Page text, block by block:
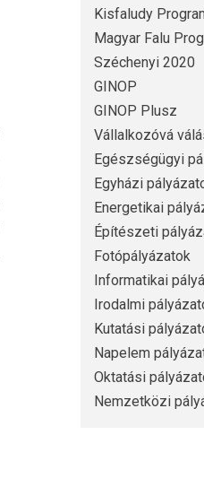
Kisfaludy
Magyar Falu
Széchenyi 2020
GINOP
GINOP Plusz
Vállalkozóvá
Egészségügyi
Egyházi
Energetikai
Építészeti
Fotópályázatok
Informatikai
Irodalmi
Kutatási
Napelem
Oktatási
Nemzetközi